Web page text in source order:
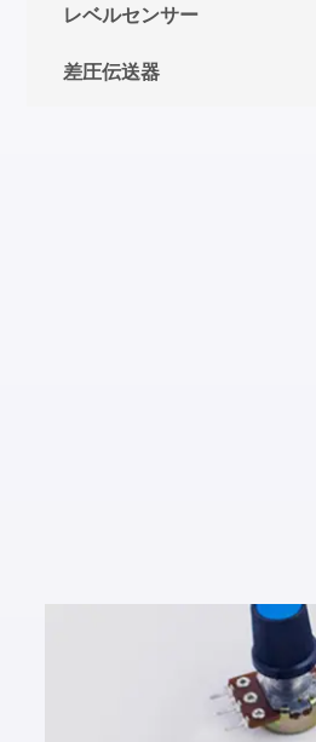
レベルセンサー
差圧伝送器